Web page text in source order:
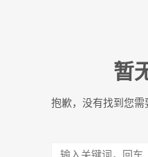
暂
抱歉，没有找到您